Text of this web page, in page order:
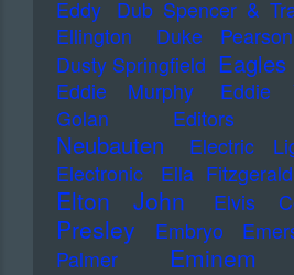
Eddy
Dub Spencer &
Ellington
Duke Pearson
Dusty Springfield Eagles
Eddie Murphy Eddie
Golan
Editors
Neubauten
Electric
Electronic
Ella Fitzgerald
Elton John Elvis
Presley
Embryo
Palmer
Eminem